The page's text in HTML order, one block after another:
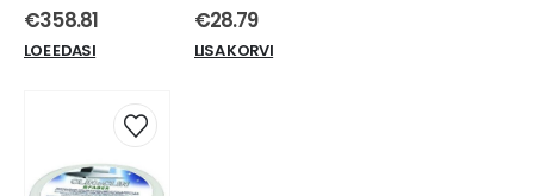
0out of 5
€358.81
LOE EDASI
0out of 5
€28.79
LISA KORVI